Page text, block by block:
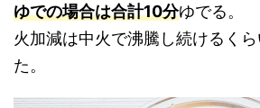
ゆでの場合は合計10分ゆでる。
火加減は中火で沸騰し続けるく
た。